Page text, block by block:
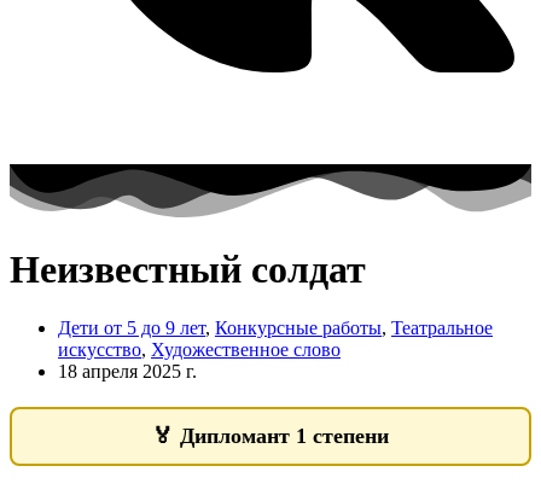
Неизвестный солдат
Дети от 5 до 9 лет, Конкурсные работы, Театральное
искусство, Художественное слово
18 апреля 2025 г.
🏅 Дипломант 1 степени